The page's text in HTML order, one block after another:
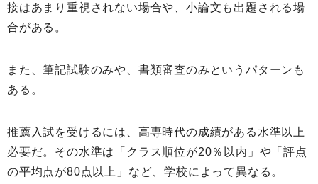
接はあまり重視されない場合や、小論文も出題される場
合がある。
また、筆記試験のみや、書類審査のみというパターンも
ある。
推薦入試を受けるには、高専時代の成績がある水準以上
必要だ。その水準は「クラス順位が20％以内」や「評点
の平均点が80点以上」など、学校によって異なる。